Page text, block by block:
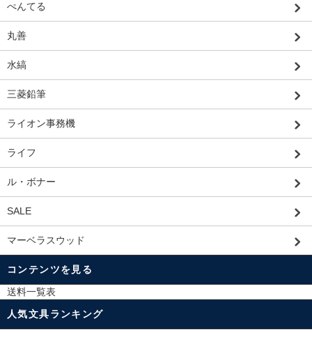
ぺんてる
丸善
水縞
三菱鉛筆
ライオン事務機
ライフ
ル・ボナー
SALE
マーベラスウッド
コンテンツを見る
送料一覧表
人気文具ランキング